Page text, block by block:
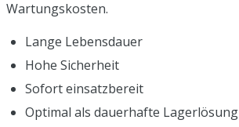
Wartungskosten.
Lange Lebensdauer
Hohe Sicherheit
Sofort einsatzbereit
Optimal als dauerhafte Lagerlösung